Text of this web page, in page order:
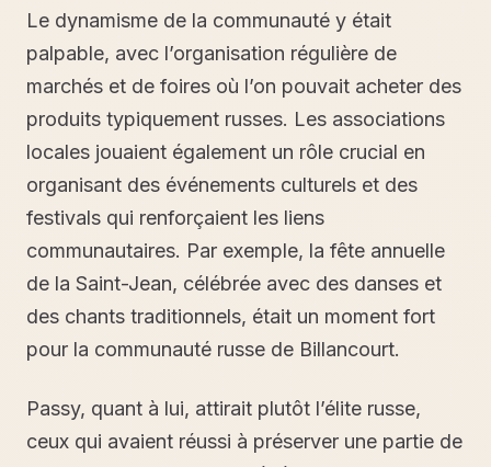
Le dynamisme de la communauté y était
palpable, avec l’organisation régulière de
marchés et de foires où l’on pouvait acheter des
produits typiquement russes. Les associations
locales jouaient également un rôle crucial en
organisant des événements culturels et des
festivals qui renforçaient les liens
communautaires. Par exemple, la fête annuelle
de la Saint-Jean, célébrée avec des danses et
des chants traditionnels, était un moment fort
pour la communauté russe de Billancourt.
Passy, quant à lui, attirait plutôt l’élite russe,
ceux qui avaient réussi à préserver une partie de